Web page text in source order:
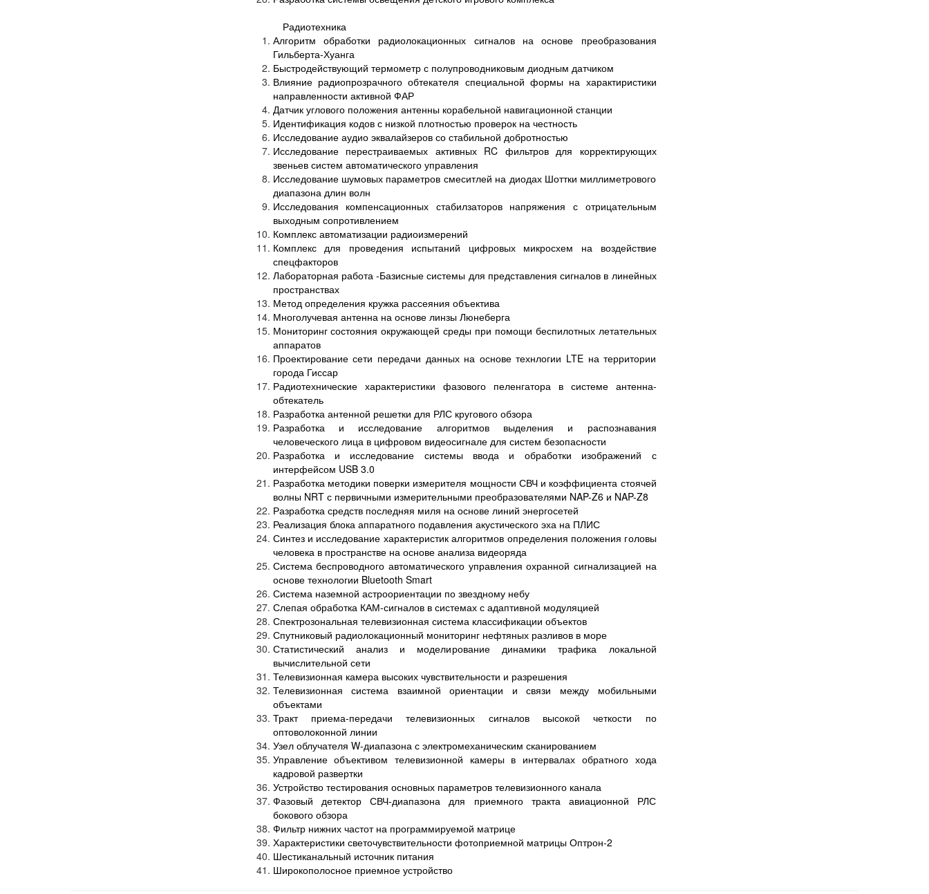
Радиотехника
Алгоритм обработки радиолокационных сигналов на основе преобразования
Гильберта-Хуанга
Быстродействующий термометр с полупроводниковым диодным датчиком
Влияние радиопрозрачного обтекателя специальной формы на характиристики
направленности активной ФАР
Датчик углового положения антенны корабельной навигационной станции
Идентификация кодов с низкой плотностью проверок на честность
Исследование аудио эквалайзеров со стабильной добротностью
Исследование перестраиваемых активных RC фильтров для корректирующих
звеньев систем автоматического управления
Исследование шумовых параметров смеситлей на диодах Шоттки миллиметрового
диапазона длин волн
Исследования компенсационных стабилзаторов напряжения с отрицательным
выходным сопротивлением
Комплекс автоматизации радиоизмерений
Комплекс для проведения испытаний цифровых микросхем на воздействие
спецфакторов
Лабораторная работа -Базисные системы для представления сигналов в линейных
пространствах
Метод определения кружка рассеяния объектива
Многолучевая антенна на основе линзы Люнеберга
Мониторинг состояния окружающей среды при помощи беспилотных летательных
аппаратов
Проектирование сети передачи данных на основе технлогии LTE на территории
города Гиссар
Радиотехнические характеристики фазового пеленгатора в системе антенна-
обтекатель
Разработка антенной решетки для РЛС кругового обзора
Разработка и исследование алгоритмов выделения и распознавания
человеческого лица в цифровом видеосигнале для систем безопасности
Разработка и исследование системы ввода и обработки изображений с
интерфейсом USB 3.0
Разработка методики поверки измерителя мощности СВЧ и коэффициента стоячей
волны NRT с первичными измерительными преобразователями NAP-Z6 и NAP-Z8
Разработка средств последняя миля на основе линий энергосетей
Реализация блока аппаратного подавления акустического эха на ПЛИС
Синтез и исследование характеристик алгоритмов определения положения головы
человека в пространстве на основе анализа видеоряда
Система беспроводного автоматического управления охранной сигнализацией на
основе технологии Bluetooth Smart
Система наземной астроориентации по звездному небу
Слепая обработка КАМ-сигналов в системах с адаптивной модуляцией
Спектрозональная телевизионная система классификации объектов
Спутниковый радиолокационный мониторинг нефтяных разливов в море
Статистический анализ и моделирование динамики трафика локальной
вычислительной сети
Телевизионная камера высоких чувствительности и разрешения
Телевизионная система взаимной ориентации и связи между мобильными
объектами
Тракт приема-передачи телевизионных сигналов высокой четкости по
оптоволоконной линии
Узел облучателя W-диапазона с электромеханическим сканированием
Управление объективом телевизионной камеры в интервалах обратного хода
кадровой развертки
Устройство тестирования основных параметров телевизионного канала
Фазовый детектор СВЧ-диапазона для приемного тракта авиационной РЛС
бокового обзора
Фильтр нижних частот на программируемой матрице
Характеристики светочувствительности фотоприемной матрицы Оптрон-2
Шестиканальный источник питания
Широкополосное приемное устройство